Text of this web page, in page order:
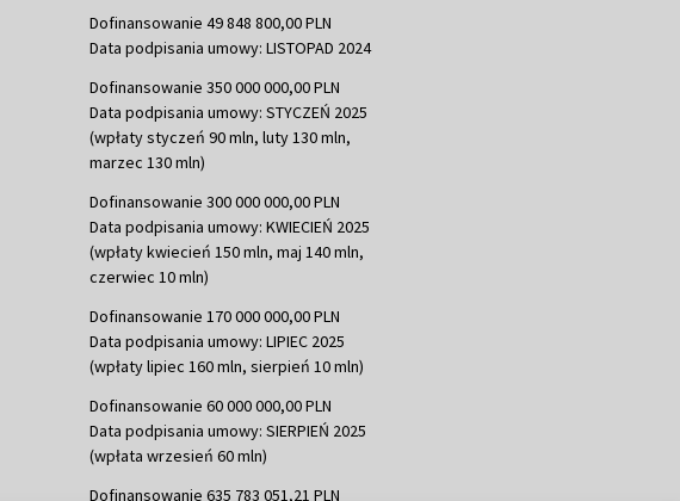
Dofinansowanie 49 848 800,00 PLN
Data podpisania umowy: LISTOPAD 2024
Dofinansowanie 350 000 000,00 PLN
Data podpisania umowy: STYCZEŃ 2025
(wpłaty styczeń 90 mln, luty 130 mln,
marzec 130 mln)
Dofinansowanie 300 000 000,00 PLN
Data podpisania umowy: KWIECIEŃ 2025
(wpłaty kwiecień 150 mln, maj 140 mln,
czerwiec 10 mln)
Dofinansowanie 170 000 000,00 PLN
Data podpisania umowy: LIPIEC 2025
(wpłaty lipiec 160 mln, sierpień 10 mln)
Dofinansowanie 60 000 000,00 PLN
Data podpisania umowy: SIERPIEŃ 2025
(wpłata wrzesień 60 mln)
Dofinansowanie 635 783 051,21 PLN